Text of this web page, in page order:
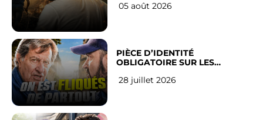
05 août 2026
PIÈCE D’IDENTITÉ
OBLIGATOIRE SUR LES
Français
28 juillet 2026